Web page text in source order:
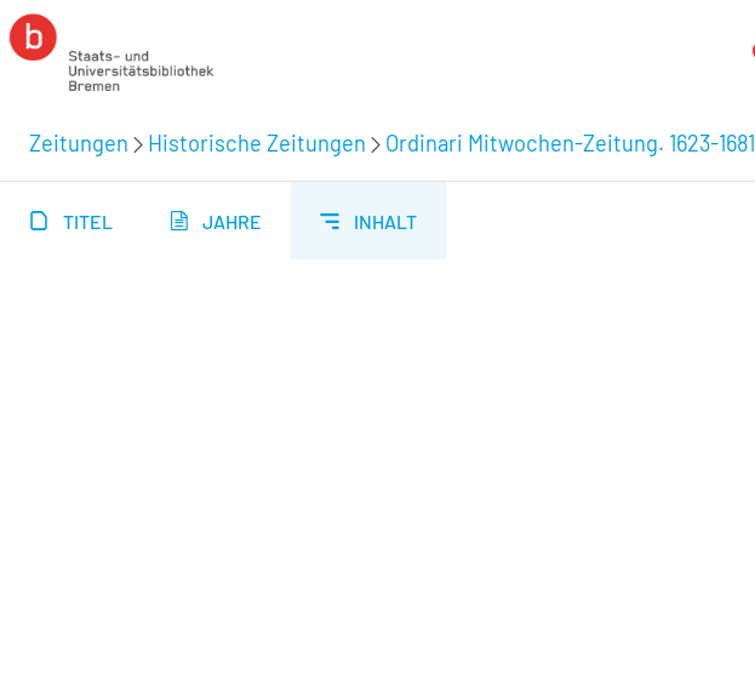
Zeitungen Historische Zeitungen Ordinari Mitwochen-Zeitung. 1623-1681
TITEL JAHRE INHALT